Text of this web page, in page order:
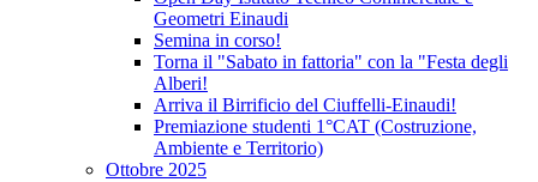
Geometri Einaudi
Semina in corso!
Torna il "Sabato in fattoria" con la "Festa degli
Alberi!
Arriva il Birrificio del Ciuffelli-Einaudi!
Premiazione studenti 1°CAT (Costruzione,
Ambiente e Territorio)
Ottobre 2025